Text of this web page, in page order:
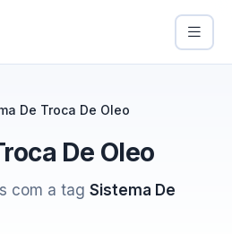
De Troca De Oleo
De Oleo
com a tag Sistema De